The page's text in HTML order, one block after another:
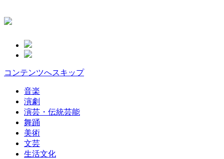
コンテンツへスキップ
音楽
演劇
演芸・伝統芸能
舞踊
美術
文芸
生活文化